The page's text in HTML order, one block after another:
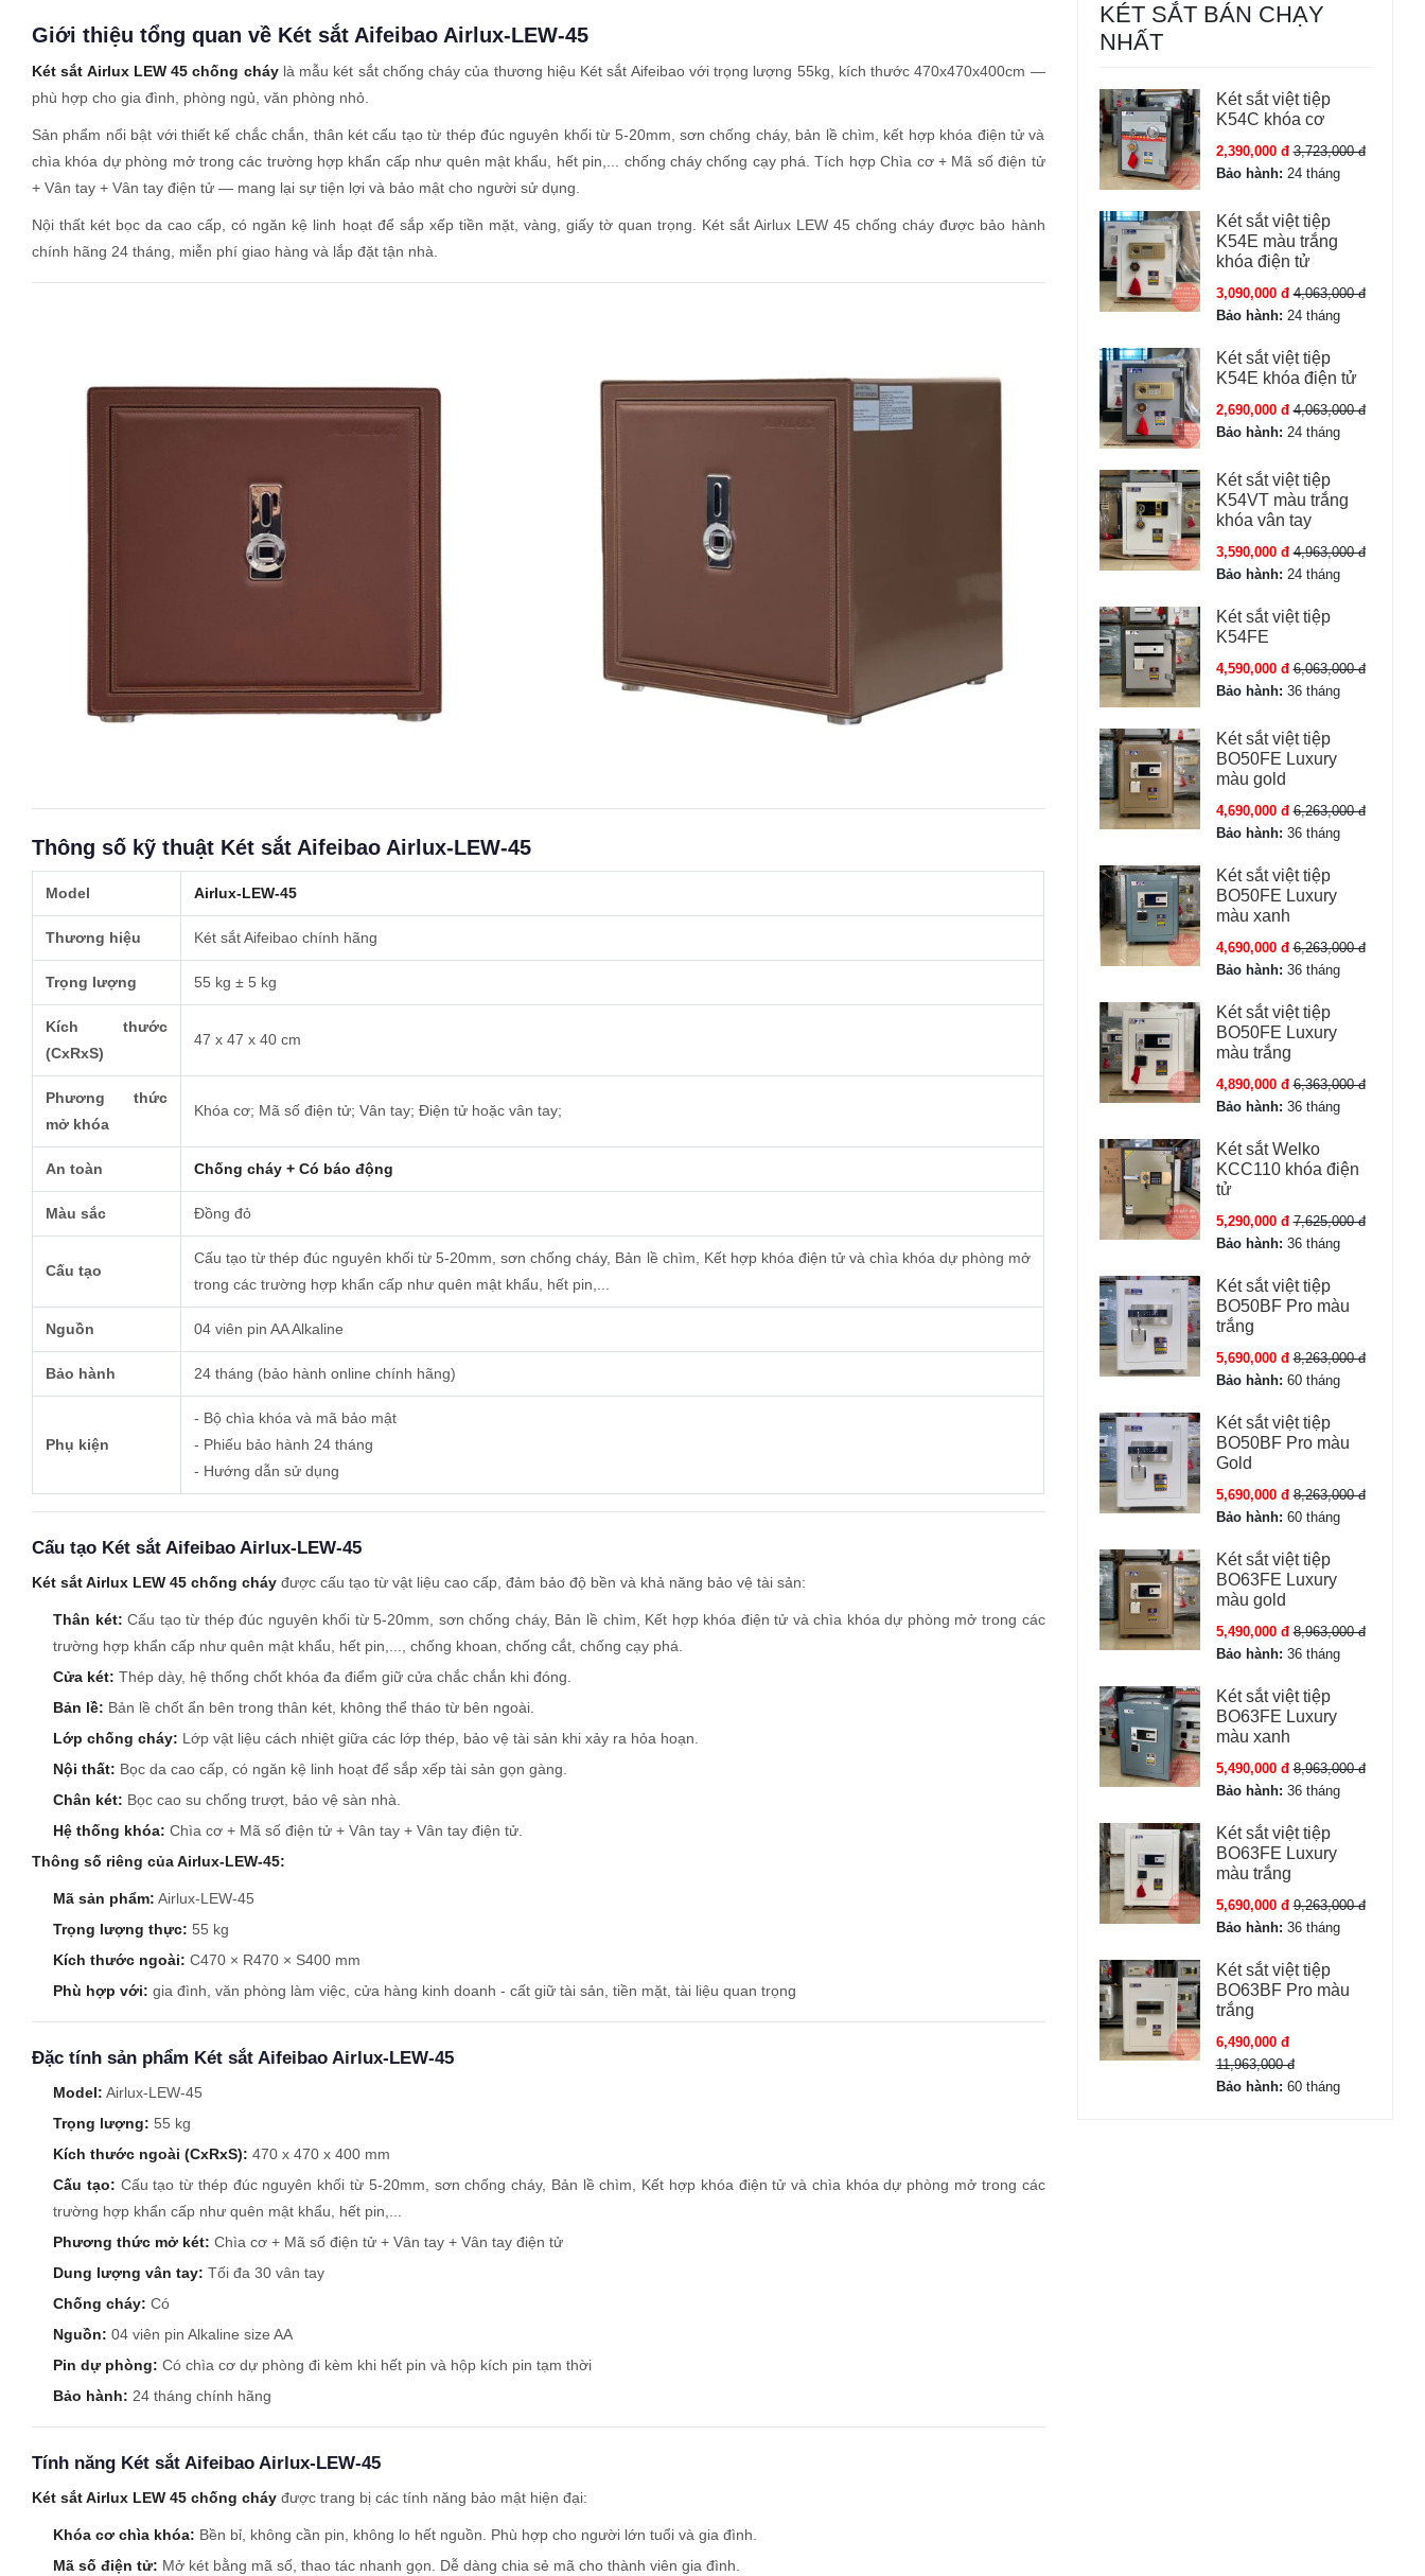
Giới thiệu tổng quan về Két sắt Aifeibao Airlux-LEW-45
Két sắt Airlux LEW 45 chống cháylà mẫu két sắt chống cháy của thương hiệu Két sắt Aifeibao với trọng lượng 55kg, kích thước 470x470x400cm —
phù hợp cho gia đình, phòng ngủ, văn phòng nhỏ.
Sản phẩm nổi bật với thiết kế chắc chắn, thân két cấu tạo từ thép đúc nguyên khối từ 5-20mm, sơn chống cháy, bản lề chìm, kết hợp khóa điện tử và
chìa khóa dự phòng mở trong các trường hợp khẩn cấp như quên mật khẩu, hết pin,... chống cháy chống cạy phá. Tích hợp Chìa cơ + Mã số điện tử
+ Vân tay + Vân tay điện tử — mang lại sự tiện lợi và bảo mật cho người sử dụng.
Nội thất két bọc da cao cấp, có ngăn kệ linh hoạt để sắp xếp tiền mặt, vàng, giấy tờ quan trọng. Két sắt Airlux LEW 45 chống cháy được bảo hành
chính hãng 24 tháng, miễn phí giao hàng và lắp đặt tận nhà.
Thông số kỹ thuật Két sắt Aifeibao Airlux-LEW-45
Model Airlux-LEW-45
Thương hiệu Két sắt Aifeibao chính hãng
Trọng lượng 55 kg ± 5 kg
Kích thước
(CxRxS)
47 x 47 x 40 cm
Phương thức
mở khóa
Khóa cơ; Mã số điện tử; Vân tay; Điện tử hoặc vân tay;
An toàn Chống cháy + Có báo động
Màu sắc Đồng đỏ
Cấu tạo
Cấu tạo từ thép đúc nguyên khối từ 5-20mm, sơn chống cháy, Bản lề chìm, Kết hợp khóa điện tử và chìa khóa dự phòng mở
trong các trường hợp khẩn cấp như quên mật khẩu, hết pin,...
Nguồn 04 viên pin AA Alkaline
Bảo hành 24 tháng (bảo hành online chính hãng)
Phụ kiện
- Bộ chìa khóa và mã bảo mật
- Phiếu bảo hành 24 tháng
- Hướng dẫn sử dụng
Cấu tạo Két sắt Aifeibao Airlux-LEW-45
Két sắt Airlux LEW 45 chống cháy được cấu tạo từ vật liệu cao cấp, đảm bảo độ bền và khả năng bảo vệ tài sản:
Thân két: Cấu tạo từ thép đúc nguyên khối từ 5-20mm, sơn chống cháy, Bản lề chìm, Kết hợp khóa điện tử và chìa khóa dự phòng mở trong các
trường hợp khẩn cấp như quên mật khẩu, hết pin,..., chống khoan, chống cắt, chống cạy phá.
Cửa két: Thép dày, hệ thống chốt khóa đa điểm giữ cửa chắc chắn khi đóng.
Bản lề: Bản lề chốt ẩn bên trong thân két, không thể tháo từ bên ngoài.
Lớp chống cháy: Lớp vật liệu cách nhiệt giữa các lớp thép, bảo vệ tài sản khi xảy ra hỏa hoạn.
Nội thất: Bọc da cao cấp, có ngăn kệ linh hoạt để sắp xếp tài sản gọn gàng.
Chân két: Bọc cao su chống trượt, bảo vệ sàn nhà.
Hệ thống khóa: Chìa cơ + Mã số điện tử + Vân tay + Vân tay điện tử.
Thông số riêng của Airlux-LEW-45:
Mã sản phẩm: Airlux-LEW-45
Trọng lượng thực: 55 kg
Kích thước ngoài: C470 × R470 × S400 mm
Phù hợp với: gia đình, văn phòng làm việc, cửa hàng kinh doanh - cất giữ tài sản, tiền mặt, tài liệu quan trọng
Đặc tính sản phẩm Két sắt Aifeibao Airlux-LEW-45
Model: Airlux-LEW-45
Trọng lượng: 55 kg
Kích thước ngoài (CxRxS): 470 x 470 x 400 mm
Cấu tạo: Cấu tạo từ thép đúc nguyên khối từ 5-20mm, sơn chống cháy, Bản lề chìm, Kết hợp khóa điện tử và chìa khóa dự phòng mở trong các
trường hợp khẩn cấp như quên mật khẩu, hết pin,...
Phương thức mở két: Chìa cơ + Mã số điện tử + Vân tay + Vân tay điện tử
Dung lượng vân tay: Tối đa 30 vân tay
Chống cháy: Có
Nguồn: 04 viên pin Alkaline size AA
Pin dự phòng: Có chìa cơ dự phòng đi kèm khi hết pin và hộp kích pin tạm thời
Bảo hành: 24 tháng chính hãng
Tính năng Két sắt Aifeibao Airlux-LEW-45
Két sắt Airlux LEW 45 chống cháy được trang bị các tính năng bảo mật hiện đại:
Khóa cơ chìa khóa: Bền bỉ, không cần pin, không lo hết nguồn. Phù hợp cho người lớn tuổi và gia đình.
Mã số điện tử: Mở két bằng mã số, thao tác nhanh gọn. Dễ dàng chia sẻ mã cho thành viên gia đình.
KÉT SẮT BÁN CHẠY
NHẤT
Két sắt việt tiệp
K54C khóa cơ
2,390,000 đ 3,723,000 đ
Bảo hành: 24 tháng
Két sắt việt tiệp
K54E màu trắng
khóa điện tử
3,090,000 đ 4,063,000 đ
Bảo hành: 24 tháng
Két sắt việt tiệp
K54E khóa điện tử
2,690,000 đ 4,063,000 đ
Bảo hành: 24 tháng
Két sắt việt tiệp
K54VT màu trắng
khóa vân tay
3,590,000 đ 4,963,000 đ
Bảo hành: 24 tháng
Két sắt việt tiệp
K54FE
4,590,000 đ 6,063,000 đ
Bảo hành: 36 tháng
Két sắt việt tiệp
BO50FE Luxury
màu gold
4,690,000 đ 6,263,000 đ
Bảo hành: 36 tháng
Két sắt việt tiệp
BO50FE Luxury
màu xanh
4,690,000 đ 6,263,000 đ
Bảo hành: 36 tháng
Két sắt việt tiệp
BO50FE Luxury
màu trắng
4,890,000 đ 6,363,000 đ
Bảo hành: 36 tháng
Két sắt Welko
KCC110 khóa điện
tử
5,290,000 đ 7,625,000 đ
Bảo hành: 36 tháng
Két sắt việt tiệp
BO50BF Pro màu
trắng
5,690,000 đ 8,263,000 đ
Bảo hành: 60 tháng
Két sắt việt tiệp
BO50BF Pro màu
Gold
5,690,000 đ 8,263,000 đ
Bảo hành: 60 tháng
Két sắt việt tiệp
BO63FE Luxury
màu gold
5,490,000 đ 8,963,000 đ
Bảo hành: 36 tháng
Két sắt việt tiệp
BO63FE Luxury
màu xanh
5,490,000 đ 8,963,000 đ
Bảo hành: 36 tháng
Két sắt việt tiệp
BO63FE Luxury
màu trắng
5,690,000 đ 9,263,000 đ
Bảo hành: 36 tháng
Két sắt việt tiệp
BO63BF Pro màu
trắng
6,490,000 đ
11,963,000 đ
Bảo hành: 60 tháng